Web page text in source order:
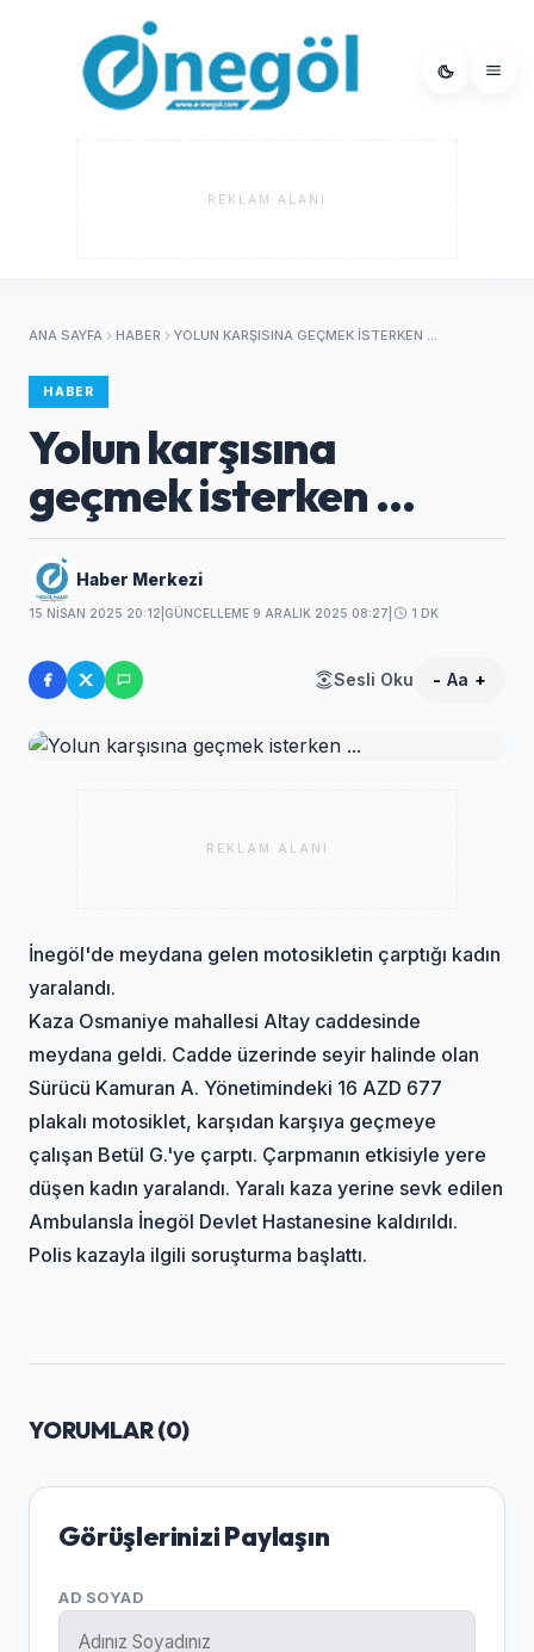
REKLAM ALANI
ANA SAYFA HABER YOLUN KARŞISINA GEÇMEK ISTERKEN ...
HABER
Yolun karşısına
geçmek isterken ...
Haber Merkezi
15 NISAN 2025 20:12 GÜNCELLEME 9 ARALIK 2025 08:27 1 DK
Sesli Oku - Aa +
REKLAM ALANI
İnegöl'de meydana gelen motosikletin çarptığı kadın
yaralandı.
Kaza Osmaniye mahallesi Altay caddesinde
meydana geldi. Cadde üzerinde seyir halinde olan
Sürücü Kamuran A. Yönetimindeki 16 AZD 677
plakalı motosiklet, karşıdan karşıya geçmeye
çalışan Betül G.'ye çarptı. Çarpmanın etkisiyle yere
düşen kadın yaralandı. Yaralı kaza yerine sevk edilen
Ambulansla İnegöl Devlet Hastanesine kaldırıldı.
Polis kazayla ilgili soruşturma başlattı.
YORUMLAR (0)
Görüşlerinizi Paylaşın
AD SOYAD